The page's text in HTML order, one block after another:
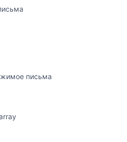
письма